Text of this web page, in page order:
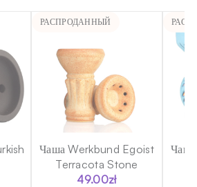
РАСПРОДАННЫЙ
Чаша Werkbund Egoist
Terracota Stone
49.00zł